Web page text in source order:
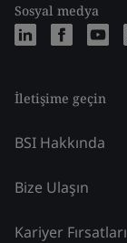
Sosyal medya
İletişime geçin
BSI Hakkında
Bize Ulaşın
Kariyer Fırsatları